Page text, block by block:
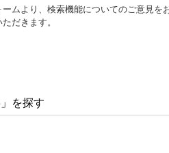
ムより、検索機能についてのご意見を
だきます。
を探す